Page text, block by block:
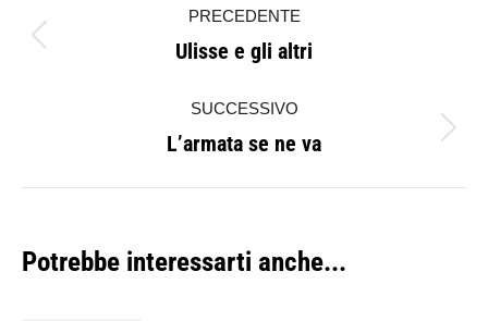
tra
PRECEDENTE
Post
Ulisse e gli altri
SUCCESSIVO
Prossimo
post:
L’armata se ne va
Potrebbe interessarti anche...